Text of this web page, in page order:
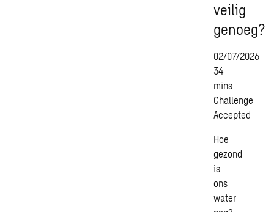
veilig
genoeg?
02/07/2026
34
mins
Challenge
Accepted
Hoe
gezond
is
ons
water